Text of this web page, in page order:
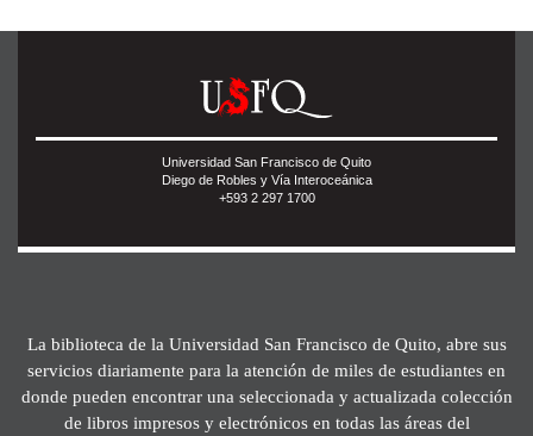
Universidad San Francisco de Quito
Diego de Robles y Vía Interoceánica
+593 2 297 1700
La biblioteca de la Universidad San Francisco de Quito, abre sus
servicios diariamente para la atención de miles de estudiantes en
donde pueden encontrar una seleccionada y actualizada colección
de libros impresos y electrónicos en todas las áreas del